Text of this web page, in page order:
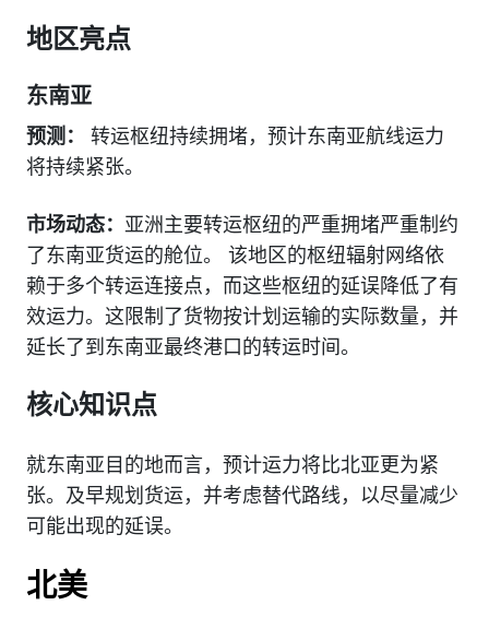
地区亮点
东南亚
预测： 转运枢纽持续拥堵，预计东南亚航线运力
将持续紧张。
市场动态： 亚洲主要转运枢纽的严重拥堵严重制约
了东南亚货运的舱位。 该地区的枢纽辐射网络依
赖于多个转运连接点，而这些枢纽的延误降低了有
效运力。这限制了货物按计划运输的实际数量，并
延长了到东南亚最终港口的转运时间。
核心知识点
就东南亚目的地而言，预计运力将比北亚更为紧
张。及早规划货运，并考虑替代路线，以尽量减少
可能出现的延误。
北美